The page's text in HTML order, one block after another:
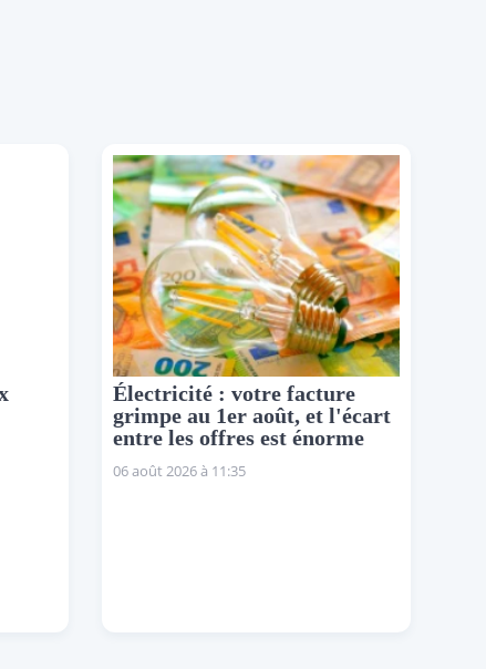
Électricité : votre facture
grimpe au 1er août, et l'écart
entre les offres est énorme
06 août 2026 à 11:35